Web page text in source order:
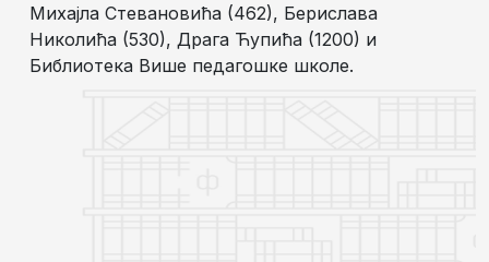
Михајла Стевановића (462), Берислава
Николића (530), Драга Ћупића (1200) и
Библиотека Више педагошке школе.